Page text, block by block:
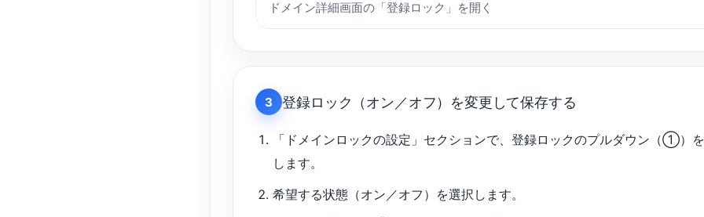
ドメイン詳細画面の「登録ロック」を開く
3 登録ロック（オン／オフ）を変更して保存する
「ドメインロックの設定」セクションで、登録ロックのプルダウン（①）
します。
希望する状態（オン／オフ）を選択します。